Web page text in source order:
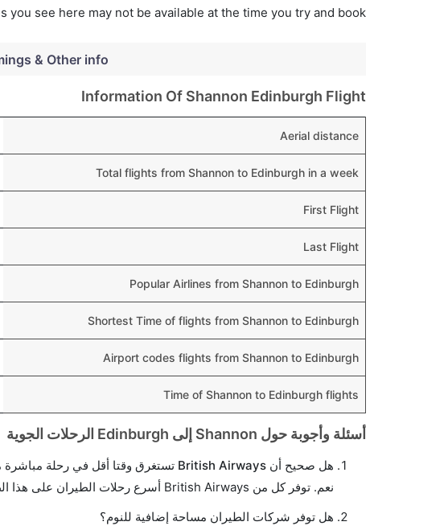
you see here may not be available at the time you try and book.
& Other info
Information Of Shannon Edinburgh Flight
Aerial distance
Total flights from Shannon to Edinburgh in a week
First Flight
Last Flight
Popular Airlines from Shannon to Edinburgh
Shortest Time of flights from Shannon to Edinburgh
Airport codes flights from Shannon to Edinburgh
Time of Shannon to Edinburgh flights
أسئلة وأجوبة حول Shannon إلى Edinburgh الرحلات الجوية
هل صحيح أن British Airways تستغرق وقتا أقل في رحلة مباشرة من إلى- إدنبره مما تستغرقه الخطوط الجوية الأخرى؟
نعم. توفر كل من British Airways أسرع رحلات الطيران على هذا الطريق،
هل توفر شركات الطيران مساحة إضافية للنوم؟